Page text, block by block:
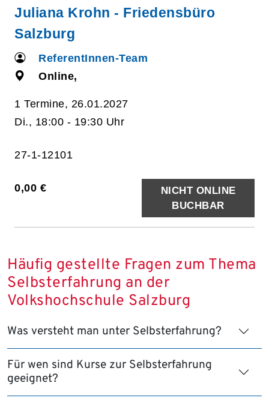
Juliana Krohn - Friedensbüro
Salzburg
ReferentInnen-Team
Online,
1 Termine, 26.01.2027
Di., 18:00 - 19:30 Uhr
27-1-12101
0,00 €
NICHT ONLINE
BUCHBAR
Häufig gestellte Fragen zum Thema
Selbsterfahrung an der
Volkshochschule Salzburg
Was versteht man unter Selbsterfahrung?
Für wen sind Kurse zur Selbsterfahrung
geeignet?